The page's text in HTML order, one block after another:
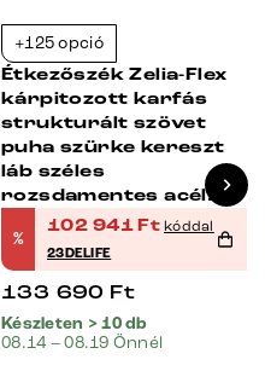
+125 opció
Étkezőszék Zelia-Flex
kárpitozott karfás
strukturált szövet
puha szürke kereszt
láb széles
rozsdamentes acél
360° forgatható
billenő zsákrugós
matrac
%
102 941Ft kóddal
23DELIFE
133 690 Ft
Készleten > 10 db
08.14 – 08.19 Önnél